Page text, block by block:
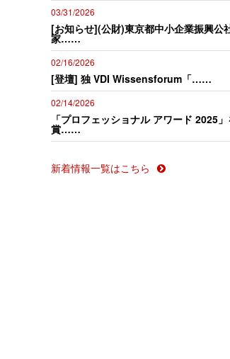
03/31/2026
[お知らせ](公財)東京都中小企業振興公
家……
02/16/2026
[登壇] 独 VDI Wissensforum「……
02/14/2026
「プロフェッショナル アワード 2025
賞……
新着情報一覧はこちら